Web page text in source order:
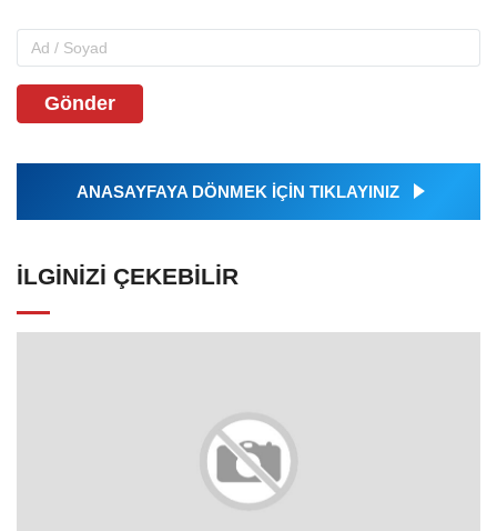
Gönder
ANASAYFAYA DÖNMEK İÇİN TIKLAYINIZ
İLGINIZI ÇEKEBILIR